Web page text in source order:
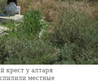
крест у алтаря
местные